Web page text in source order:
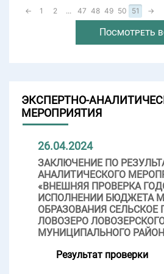
← 1 2 ... 47 48 49 50 51 →
Посмотреть
ЭКСПЕРТНО-
МЕРОПРИЯТИЯ
26.04.2024
ЗАКЛЮЧЕНИЕ ПО
АНАЛИТИЧЕСКОГО
«ВНЕШНЯЯ ПРОВЕРКА
ИСПОЛНЕНИИ БЮДЖЕТА
ОБРАЗОВАНИЯ СЕЛЬСКОЕ
ЛОВОЗЕРО
МУНИЦИПАЛЬНОГО
Результат проверки